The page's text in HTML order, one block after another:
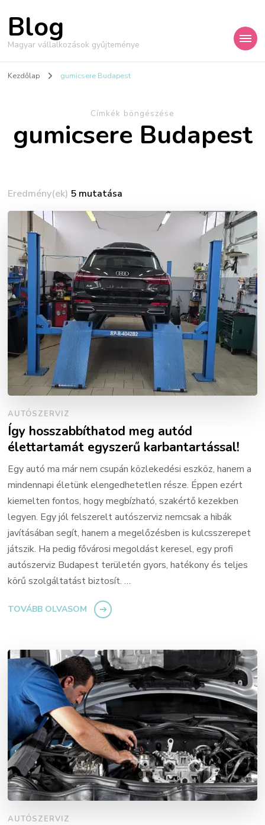
Blog
Magyar vállalkozások gyűjteménye
Kezdőlap gumicsere Budapest
Címkék böngészése
gumicsere Budapest
Eredmény(ek) 5 mutatása
AUTÓSZERVIZ
Így hosszabbíthatod meg autód
élettartamát egyszerű karbantartással!
Egy autó ma már nem csupán közlekedési eszköz, hanem a
mindennapi életünk elengedhetetlen része. Éppen ezért
kiemelten fontos, hogy megbízható, szakértő kezekben
legyen. Egy jól felszerelt autószerviz nemcsak a hibák
javításában segít, hanem a megelőzésben is kulcsszerepet
játszik. Ha pedig fővárosi megoldást keresel, egy profi
autószerviz Budapest területén gyors, hatékony és teljes
körű szolgáltatást biztosít. …
TOVÁBB OLVASOM
AUTÓSZERVIZ